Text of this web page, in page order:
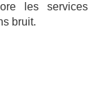
les services
bruit.